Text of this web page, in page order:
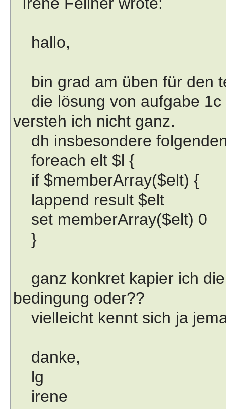
hallo,
bin grad am üben für den
die lösung von aufgabe 1c
versteh ich nicht ganz.
dh insbesondere
foreach elt $l {
if $memberArray($elt) {
lappend result $elt
set memberArray($elt) 0
}
ganz konkret kapier ich
bedingung oder??
vielleicht kennt sich ja
danke,
lg
irene